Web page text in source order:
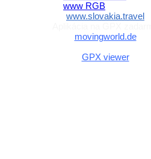
www.slovakia.travel
movingworld.de
GPX viewer